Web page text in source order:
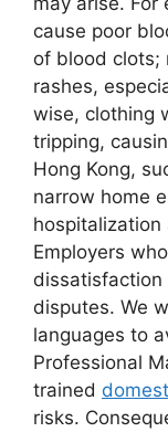
cause poor
of blood clots;
rashes,
wise, clothing
tripping,
Hong Kong,
narrow home
Employers
disputes. We
languages to
Professional
trained
risks.